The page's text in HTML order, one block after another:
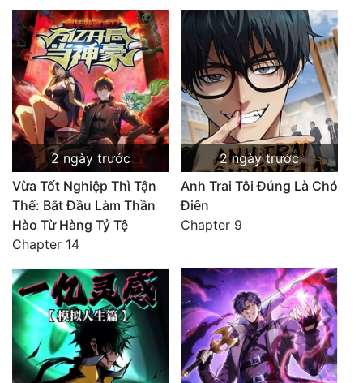
2 ngày trước
Vừa Tốt Nghiệp Thì Tận
Thế: Bắt Đầu Làm Thần
Hào Từ Hàng Tỷ Tệ
Chapter 14
2 ngày trước
Anh Trai Tôi Đúng Là Chó
Điên
Chapter 9